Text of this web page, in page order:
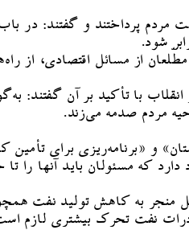
مردم پرداختند و گفتند: در
شود.
از مسائل اقتصادی، از
با تأکید بر آن گفتند:
مردم صدمه می‌زند.
و «برنامه‌ریزی برای
که مسئولان باید آنها را تا
منجر به کاهش تولید نفت
نفت تحرک بیشتری لازم